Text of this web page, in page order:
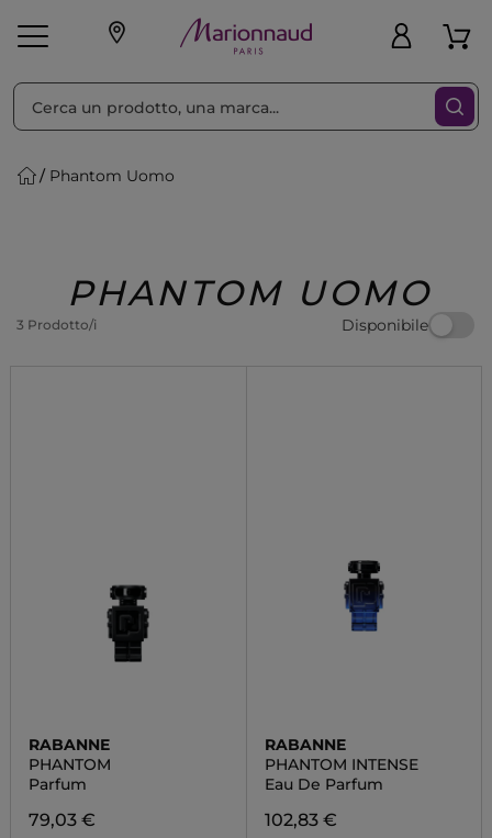
Make-up Profumi
Regalo
Phantom Uomo
PHANTOM UOMO
3 Prodotto/i Disponibile
Ordina per Filtra
RABANNE
PHANTOM
Parfum
79,03 €
RABANNE
PHANTOM INTENSE
Eau De Parfum
102,83 €